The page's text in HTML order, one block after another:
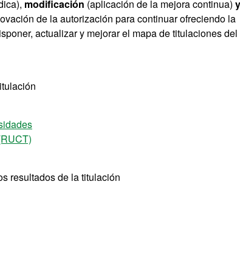
modificación (aplicación de la mejora continua) y
de la autorización para continuar ofreciendo la
actualizar y mejorar el mapa de titulaciones del
resultados de la titulación